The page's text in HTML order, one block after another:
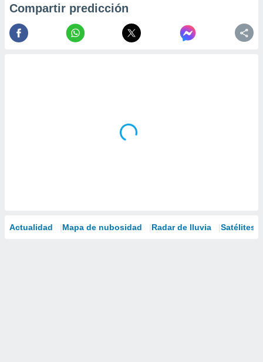
Compartir predicción
Actualidad Mapa de nubosidad Radar de lluvia Satélites